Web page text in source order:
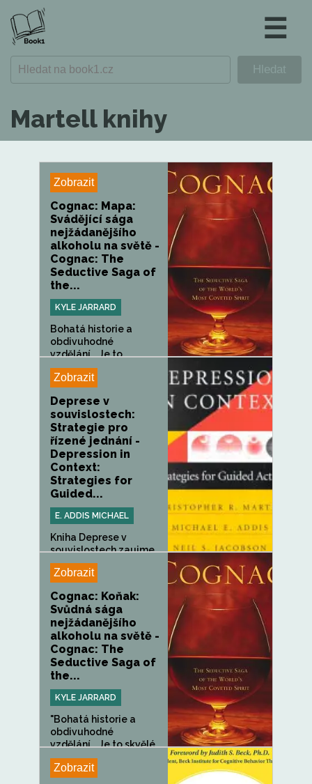
☰
Martell knihy
Zobrazit
Cognac: Mapa:
Svádějící sága
nejžádanějšího
alkoholu na světě -
Cognac: The
Seductive Saga of
the...
KYLE JARRARD
Bohatá historie a
obdivuhodné
vzdělání... Je to...
Zobrazit
Deprese v
souvislostech:
Strategie pro
řízené jednání -
Depression in
Context:
Strategies for
Guided...
E. ADDIS MICHAEL
Kniha Deprese v
souvislostech zaujme
jak...
Zobrazit
Cognac: Koňak:
Svůdná sága
nejžádanějšího
alkoholu na světě -
Cognac: The
Seductive Saga of
the...
KYLE JARRARD
"Bohatá historie a
obdivuhodné
vzdělání... Je to skvělé...
Zobrazit